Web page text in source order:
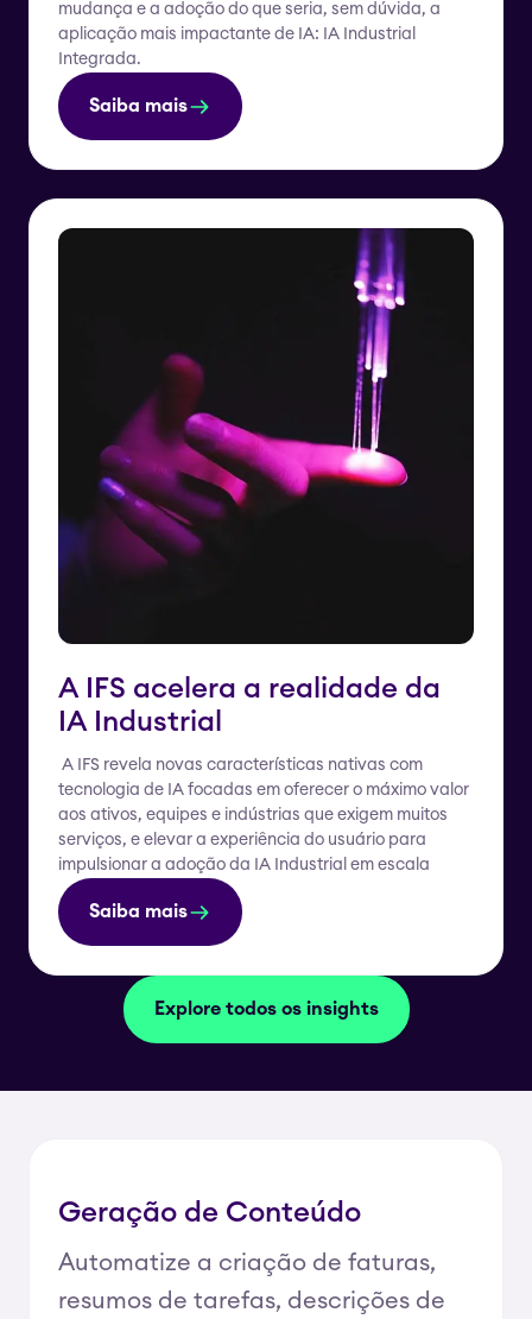
mudança e a adoção do que seria, sem dúvida, a
aplicação mais impactante de IA: IA Industrial
Integrada.
Saiba mais
A IFS acelera a realidade da
IA Industrial
A IFS revela novas características nativas com
tecnologia de IA focadas em oferecer o máximo valor
aos ativos, equipes e indústrias que exigem muitos
serviços, e elevar a experiência do usuário para
impulsionar a adoção da IA Industrial em escala
Saiba mais
Explore todos os insights
Geração de Conteúdo
Automatize a criação de faturas,
resumos de tarefas, descrições de